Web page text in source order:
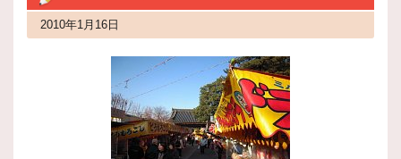
2010年1月16日